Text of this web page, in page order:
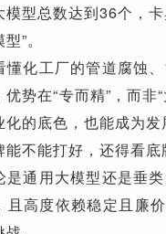
模型总数达到36个，
”。
化工厂的管道腐蚀、
优势在“专而精”，而
化的底色，也能成为
不能打好，还得看底
用大模型还是垂类
且高度依赖稳定且廉